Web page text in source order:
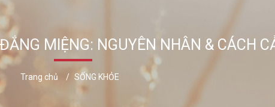
MIỆNG: NGUYÊN NHÂN & CÁCH
Trang chủ SỐNG KHỎE